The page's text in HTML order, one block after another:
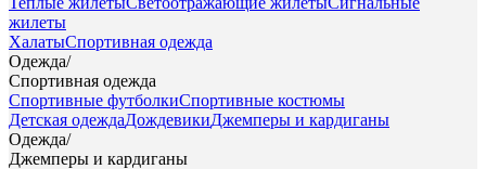
жилеты
ХалатыСпортивная одежда
Одежда/
Спортивная одежда
Спортивные футболкиСпортивные костюмы
Детская одеждаДождевикиДжемперы и кардиганы
Одежда/
Джемперы и кардиганы